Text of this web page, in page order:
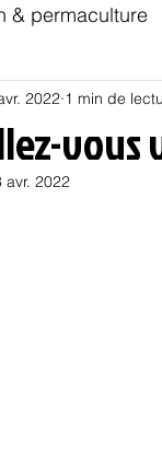
& permaculture
Habitat
Politique
vous
2022 1 min de
avr. 2022